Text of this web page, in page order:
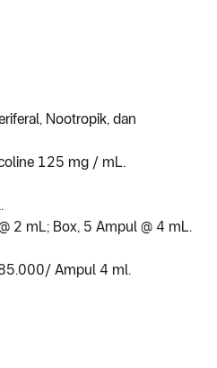
Nootropik, dan
125 mg / mL.
2 mL; Box, 5 Ampul @ 4 mL.
Ampul 4 ml.